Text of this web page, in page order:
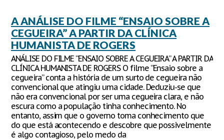
A ANÁLISE DO FILME “ENSAIO SOBRE A
CEGUEIRA” A PARTIR DA CLÍNICA
HUMANISTA DE ROGERS
ANÁLISE DO FILME “ENSAIO SOBRE A CEGUEIRA” A PARTIR DA
CLÍNICA HUMANISTA DE ROGERS O filme “Ensaio sobre a
cegueira” conta a história de um surto de cegueira não
convencional que atingiu uma cidade. Deduziu-se que
não era convencional por ser uma cegueira clara, e não
escura como a população tinha conhecimento. No
entanto, assim que o governo toma conhecimento que
do que está acontecendo e descobre que possivelmente
é algo contagioso, pelo medo da